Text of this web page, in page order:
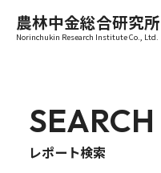
農林中金総合研究所
Norinchukin Research Institute Co., Ltd.
SEARCH
レポート検索